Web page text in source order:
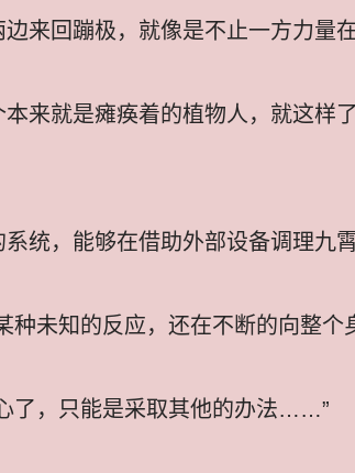
来回蹦极，就像是不止一方力量
来就是瘫痪着的植物人，就这样
统，能够在借助外部设备调理九
种未知的反应，还在不断的向整个
了，只能是采取其他的办法……”